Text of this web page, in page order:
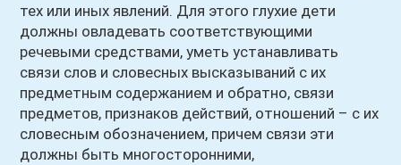
тех или иных явлений. Для этого глухие дети
должны овладевать соответствующими
речевыми средствами, уметь устанавливать
связи слов и словесных высказываний с их
предметным содержанием и обратно, связи
предметов, признаков действий, отношений – с их
словесным обозначением, причем связи эти
должны быть многосторонними,